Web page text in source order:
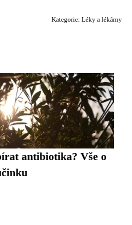
Kategorie: Léky a lékárny
antibiotika? Vše o